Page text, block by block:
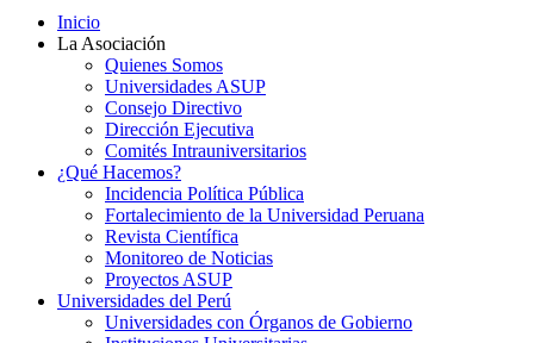
Inicio
La Asociación
Quienes Somos
Universidades ASUP
Consejo Directivo
Dirección Ejecutiva
Comités Intrauniversitarios
¿Qué Hacemos?
Incidencia Política Pública
Fortalecimiento de la Universidad Peruana
Revista Científica
Monitoreo de Noticias
Proyectos ASUP
Universidades del Perú
Universidades con Órganos de Gobierno